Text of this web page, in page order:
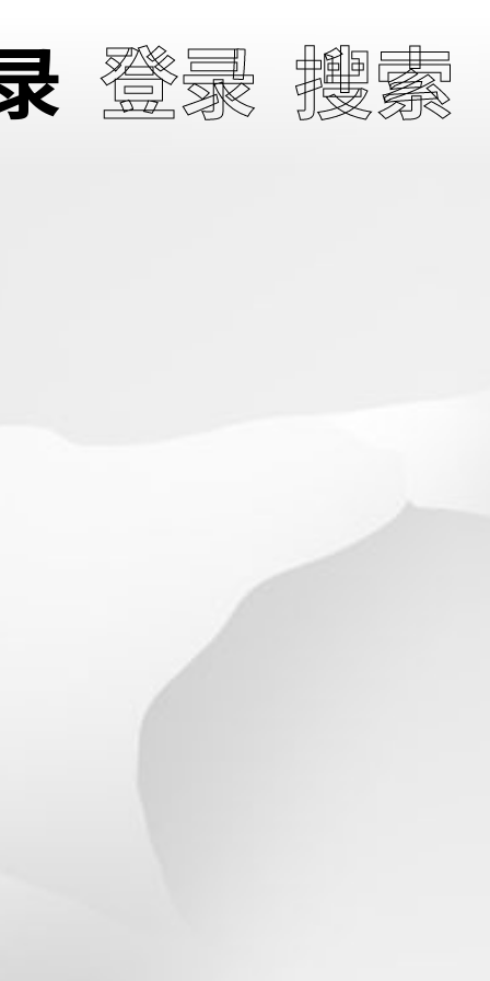
登录 搜索